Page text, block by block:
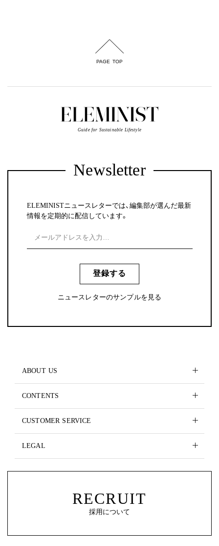
PAGE TOP
Guide for Sustainable Lifestyle
Newsletter
ELEMINISTニュースレターでは、編集部が選んだ最新
情報を定期的に配信しています。
登録する
ニュースレターのサンプルを見る
ABOUT US
CONTENTS
CUSTOMER SERVICE
LEGAL
RECRUIT
採用について